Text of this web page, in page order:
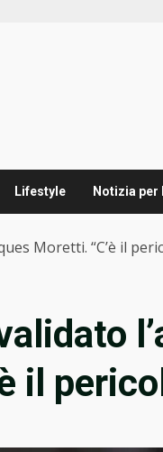
Lifestyle Notizia per
Moretti. “C’è il
il